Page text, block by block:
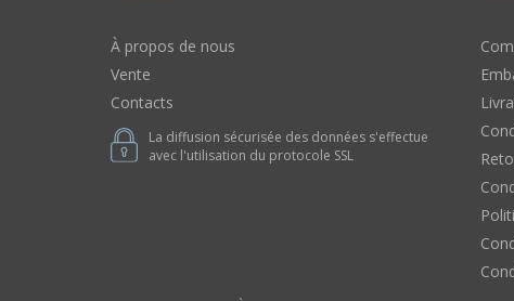
À propos de nous
Vente
Contacts
La diffusion sécurisée des données s'effectue
avec l'utilisation du protocole SSL